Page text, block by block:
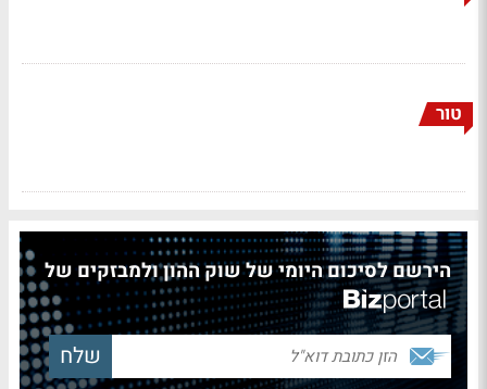
טור
הירשם לסיכום היומי של שוק ההון ולמבזקים של